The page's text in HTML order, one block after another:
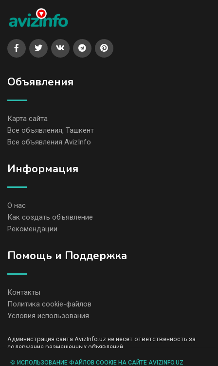
Объявления
Карта сайта
Все объявления, Ташкент
Все объявления AvizInfo
Информация
О нас
Как создать объявление
Рекомендации
Помощь и Поддержка
Контакты
Политика cookie-файлов
Условия использования
Администрация сайта AvizInfo.uz не несет ответственность за
содержание размещенных объявлений.
передаем и не продаем личную информацию зарегистрированных
🍪 ИСПОЛЬЗОВАНИЕ ФАЙЛОВ COOKIE НА САЙТЕ AVIZINFO.UZ